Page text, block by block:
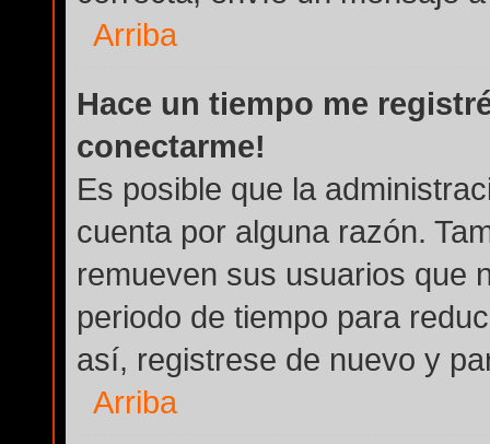
Arriba
Hace un tiempo me
conectarme!
Es posible que la
cuenta por alguna razón.
remueven sus usuarios que
periodo de tiempo para
así, registrese de nuevo y
Arriba